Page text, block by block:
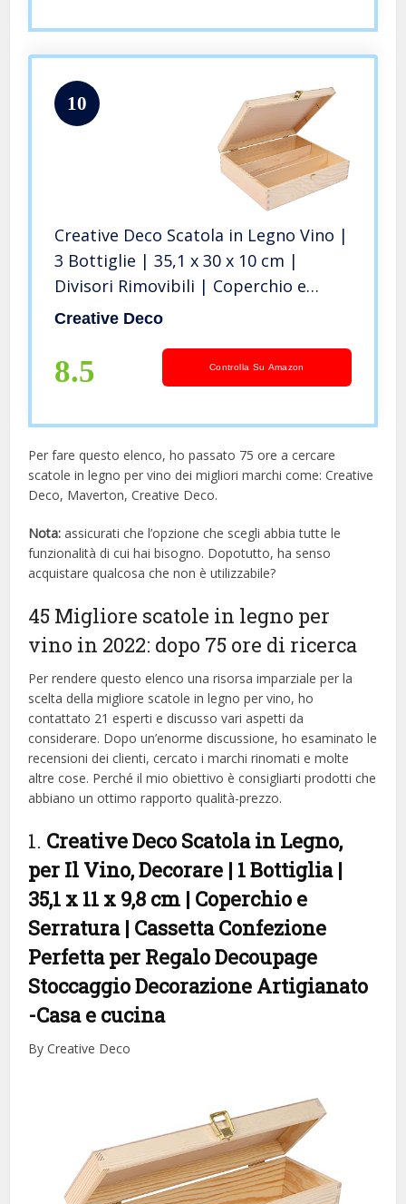
10
Creative Deco Scatola in Legno Vino |
3 Bottiglie | 35,1 x 30 x 10 cm |
Divisori Rimovibili | Coperchio e
Serratura | Cassetta Confezione
Decorazione o Come Regalo
Creative Deco
8.5 Controlla Su Amazon
Per fare questo elenco, ho passato 75 ore a cercare
scatole in legno per vino dei migliori marchi come: Creative
Deco, Maverton, Creative Deco.
Nota: assicurati che l’opzione che scegli abbia tutte le
funzionalità di cui hai bisogno. Dopotutto, ha senso
acquistare qualcosa che non è utilizzabile?
45 Migliore scatole in legno per
vino in 2022: dopo 75 ore di ricerca
Per rendere questo elenco una risorsa imparziale per la
scelta della migliore scatole in legno per vino, ​​ho
contattato 21 esperti e discusso vari aspetti da
considerare. Dopo un’enorme discussione, ho esaminato le
recensioni dei clienti, cercato i marchi rinomati e molte
altre cose. Perché il mio obiettivo è consigliarti prodotti che
abbiano un ottimo rapporto qualità-prezzo.
1. Creative Deco Scatola in Legno,
per Il Vino, Decorare | 1 Bottiglia |
35,1 x 11 x 9,8 cm | Coperchio e
Serratura | Cassetta Confezione
Perfetta per Regalo Decoupage
Stoccaggio Decorazione Artigianato
-Casa e cucina
By Creative Deco